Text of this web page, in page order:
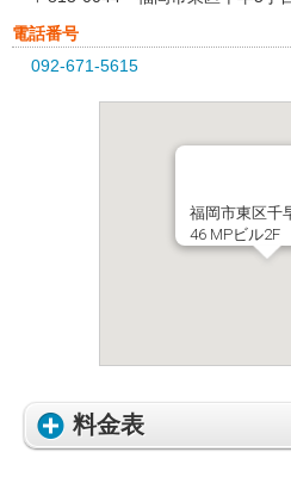
電話番号
092-671-5615
福岡市東区千
46 MPビル2F
料金表